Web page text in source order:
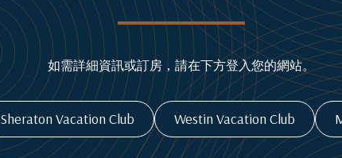
如需詳細資訊或訂房，請在下方登入您的網站。
Sheraton Vacation Club Westin Vacation Club